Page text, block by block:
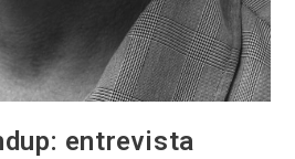
entrevista